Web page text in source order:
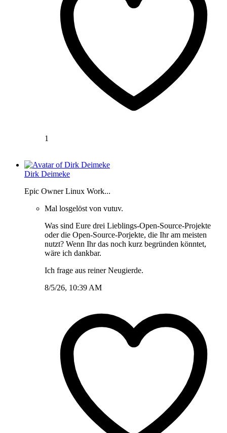
1
Dirk Deimeke
Epic Owner Linux Work...
Mal losgelöst von vutuv.
Was sind Eure drei Lieblings-Open-Source-Projekte
oder die Open-Source-Porjekte, die Ihr am meisten
nutzt? Wenn Ihr das noch kurz begründen könntet,
wäre ich dankbar.
Ich frage aus reiner Neugierde.
8/5/26, 10:39 AM